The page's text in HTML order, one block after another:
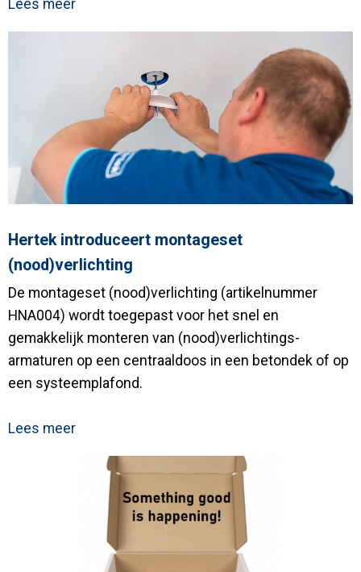
Lees meer
Hertek introduceert montageset
(nood)verlichting
De montageset (nood)verlichting (artikelnummer
HNA004) wordt toegepast voor het snel en
gemakkelijk monteren van (nood)verlichtings-
armaturen op een centraaldoos in een betondek of op
een systeemplafond.
Lees meer